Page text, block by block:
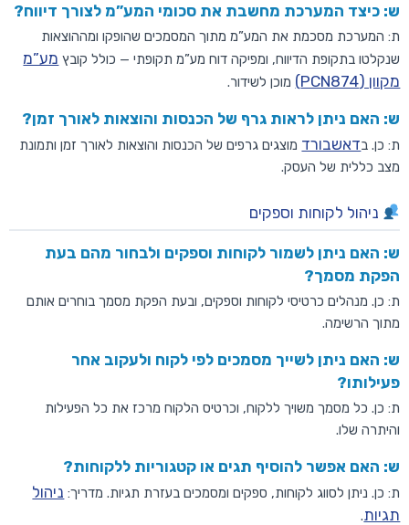
ש: כיצד המערכת מחשבת את סכומי המע”מ לצורך דיווח?
ת: המערכת מסכמת את המע”מ מתוך המסמכים שהופקו ומההוצאות
שנקלטו בתקופת הדיווח, ומפיקה דוח מע”מ תקופתי — כולל קובץ מע”מ
מקוון (PCN874)
מוכן לשידור.
ש: האם ניתן לראות גרף של הכנסות והוצאות לאורך זמן?
ת: כן. בדאשבורד מוצגים גרפים של הכנסות והוצאות לאורך זמן ותמונת
מצב כללית של העסק.
ניהול לקוחות וספקים
ש: האם ניתן לשמור לקוחות וספקים ולבחור מהם בעת
הפקת מסמך?
ת: כן. מנהלים כרטיסי לקוחות וספקים, ובעת הפקת מסמך בוחרים אותם
מתוך הרשימה.
ש: האם ניתן לשייך מסמכים לפי לקוח ולעקוב אחר
פעילותו?
ת: כן. כל מסמך משויך ללקוח, וכרטיס הלקוח מרכז את כל הפעילות
והיתרה שלו.
ש: האם אפשר להוסיף תגים או קטגוריות ללקוחות?
ת: כן. ניתן לסווג לקוחות, ספקים ומסמכים בעזרת תגיות. מדריך: ניהול
תגיות.